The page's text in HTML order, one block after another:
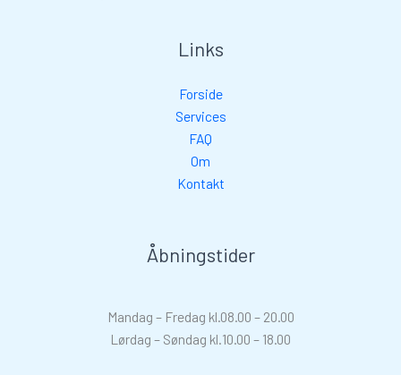
Links
Forside
Services
FAQ
Om
Kontakt
Åbningstider
Mandag – Fredag kl.08.00 – 20.00
Lørdag – Søndag kl.10.00 – 18.00